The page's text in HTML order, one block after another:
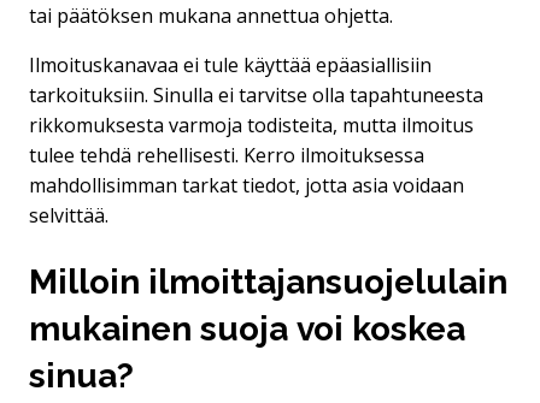
tai päätöksen mukana annettua ohjetta.
Ilmoituskanavaa ei tule käyttää epäasiallisiin
tarkoituksiin. Sinulla ei tarvitse olla tapahtuneesta
rikkomuksesta varmoja todisteita, mutta ilmoitus
tulee tehdä rehellisesti. Kerro ilmoituksessa
mahdollisimman tarkat tiedot, jotta asia voidaan
selvittää.
Milloin ilmoittajansuojelulain
mukainen suoja voi koskea
sinua?